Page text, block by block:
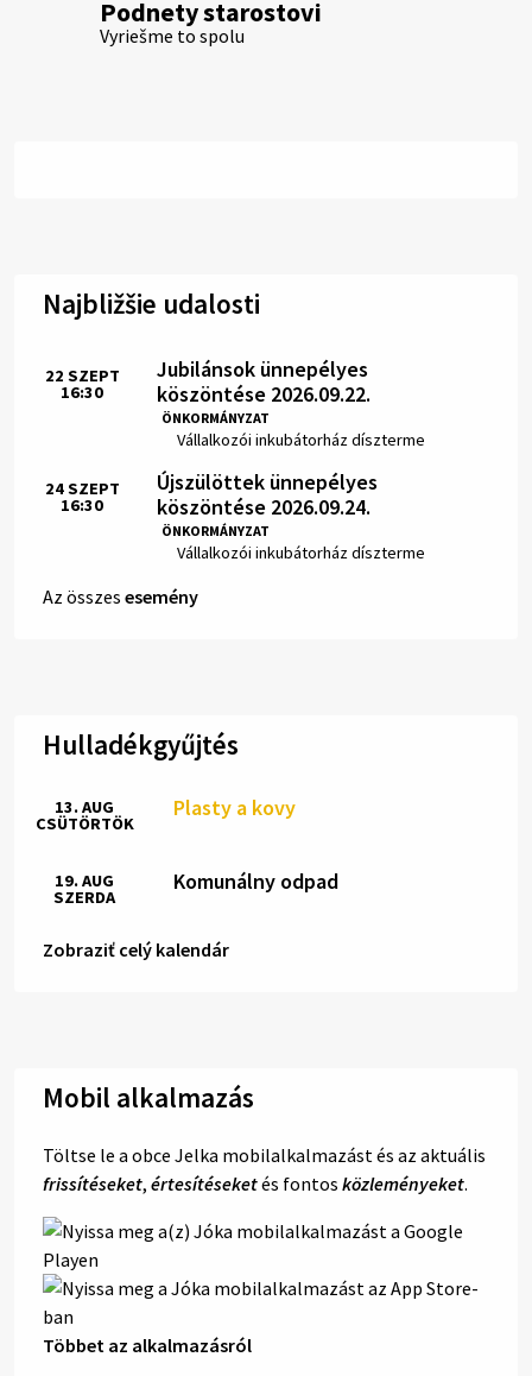
Podnety starostovi
Vyriešme to spolu
Najbližšie udalosti
Jubilánsok ünnepélyes
köszöntése 2026.09.22.
ÖNKORMÁNYZAT
Hely:
Vállalkozói inkubátorház díszterme
Idő:
22 SZEPT
16:30
Újszülöttek ünnepélyes
köszöntése 2026.09.24.
ÖNKORMÁNYZAT
Hely:
Vállalkozói inkubátorház díszterme
Idő:
24SZEPT
16:30
Az összes esemény
Hulladékgyűjtés
Plasty a kovy
13. AUG
CSÜTÖRTÖK
Komunálny odpad
19. AUG
SZERDA
Zobraziť celý kalendár
Mobil alkalmazás
Töltse le a obce Jelka mobilalkalmazást és az aktuális
frissítéseket, értesítéseketés fontos közleményeket.
Többet az alkalmazásról